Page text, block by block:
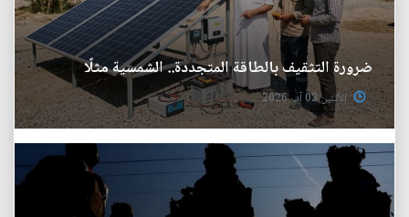
ضرورة التثقيف بالطاقة المتجددة.. الشمسية مثلًا
الأثنين 03 آب 2026